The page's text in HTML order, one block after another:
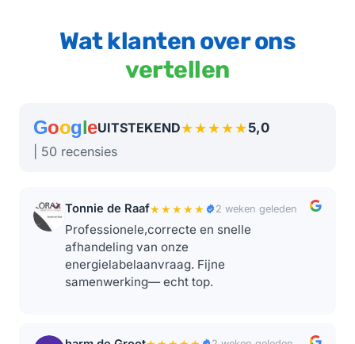
Wat klanten over ons
vertellen
GoogleUITSTEKEND★★★★★5,0
| 50 recensies
Tonnie de Raaf★★★★★ 2 weken geleden
Professionele,correcte en snelle
afhandeling van onze
energielabelaanvraag. Fijne
samenwerking— echt top.